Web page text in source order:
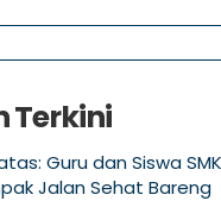
Terkini
Guru dan Siswa
Jalan Sehat Bareng